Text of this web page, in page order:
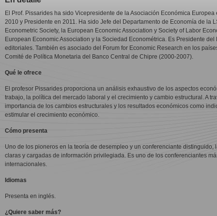
El Prof. Pissarides ha sido Vicepresidente de la Asociación Económica
2010 y Presidente en 2011. Ha sido Jefe del Departamento de Economía de la
Econometric Society, la European Economic Association y Society of Labor
European Economic Association y la Sociedad Econométrica. Es Presidente
editoriales. También es asociado del Forum for Economic Research en los
Comité de Política Monetaria del Banco Central de Chipre (2000-2007).
Qué le ofrece
El profesor Pissarides proporciona un análisis exhaustivo de los aspectos
trabajo, la política del mercado laboral y el crecimiento y cambio estructural. A
importancia de los cambios estructurales y los resultados económicos como
estimular el crecimiento económico.
Cómo presenta
Uno de los pioneros en la teoría de desempleo y un conferenciante
claras y cargadas de información privilegiada. Es uno de los conferenciantes
internacionales.
Idiomas
Presenta en inglés.
¿Quiere saber más?